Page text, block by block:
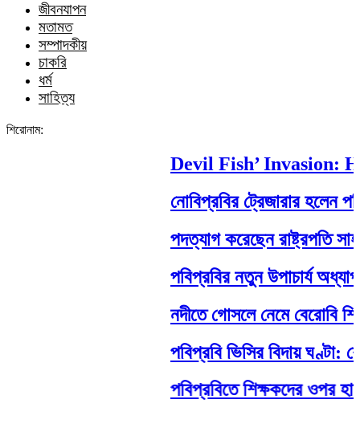
জীবনযাপন
মতামত
সম্পাদকীয়
চাকরি
ধর্ম
সাহিত্য
শিরোনাম:
Devil Fish’ Invasion:
নোবিপ্রবির ট্রেজারার হলেন
পদত্যাগ করেছেন রাষ্ট্রপতি
পবিপ্রবির নতুন উপাচার্য
নদীতে গোসলে নেমে বেরোবি
পবিপ্রবি ভিসির বিদায় ঘণ্টা:
পবিপ্রবিতে শিক্ষকদের ওপর